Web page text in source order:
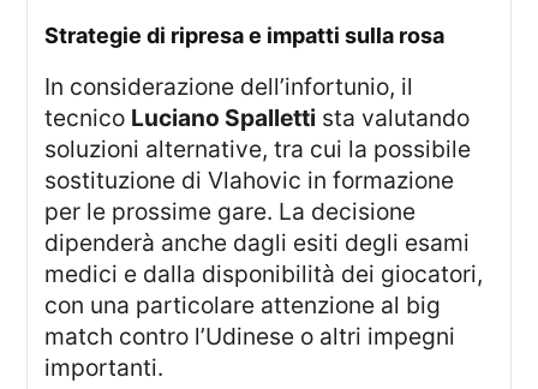
strategie di ripresa e impatti sulla rosa
In considerazione dell’infortunio, il
tecnico Luciano Spalletti sta valutando
soluzioni alternative, tra cui la possibile
sostituzione di Vlahovic in formazione
per le prossime gare. La decisione
dipenderà anche dagli esiti degli esami
medici e dalla disponibilità dei giocatori,
con una particolare attenzione al big
match contro l’Udinese o altri impegni
importanti.